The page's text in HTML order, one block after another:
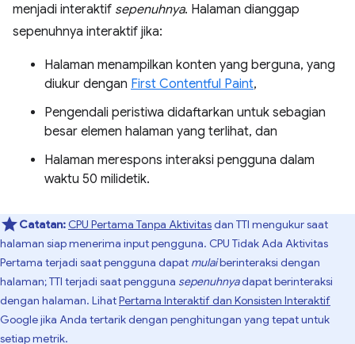
menjadi interaktif sepenuhnya. Halaman dianggap
sepenuhnya interaktif jika:
Halaman menampilkan konten yang berguna, yang
diukur dengan First Contentful Paint,
Pengendali peristiwa didaftarkan untuk sebagian
besar elemen halaman yang terlihat, dan
Halaman merespons interaksi pengguna dalam
waktu 50 milidetik.
Catatan: CPU Pertama Tanpa Aktivitasdan TTI mengukur saat
halaman siap menerima input pengguna. CPU Tidak Ada Aktivitas
Pertama terjadi saat pengguna dapat mulaiberinteraksi dengan
halaman; TTI terjadi saat pengguna sepenuhnyadapat berinteraksi
dengan halaman. LihatPertama Interaktif dan Konsisten Interaktif
Google jika Anda tertarik dengan penghitungan yang tepat untuk
setiap metrik.